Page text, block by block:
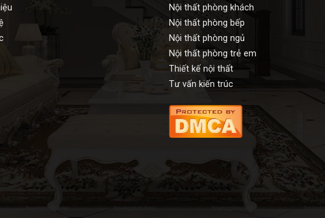
Nội thất phòng khách
Nội thất phòng bếp
Nội thất phòng ngủ
Nội thất phòng trẻ em
Thiết kế nội thất
Tư vấn kiến trúc